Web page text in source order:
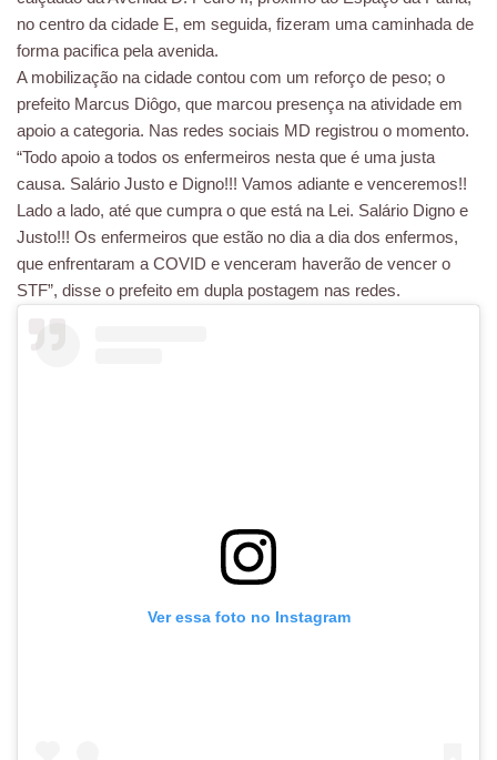
no centro da cidade E, em seguida, fizeram uma caminhada de
forma pacifica pela avenida.
A mobilização na cidade contou com um reforço de peso; o
prefeito Marcus Diôgo, que marcou presença na atividade em
apoio a categoria. Nas redes sociais MD registrou o momento.
“Todo apoio a todos os enfermeiros nesta que é uma justa
causa. Salário Justo e Digno!!! Vamos adiante e venceremos!!
Lado a lado, até que cumpra o que está na Lei. Salário Digno e
Justo!!! Os enfermeiros que estão no dia a dia dos enfermos,
que enfrentaram a COVID e venceram haverão de vencer o
STF”, disse o prefeito em dupla postagem nas redes.
Ver essa foto no Instagram